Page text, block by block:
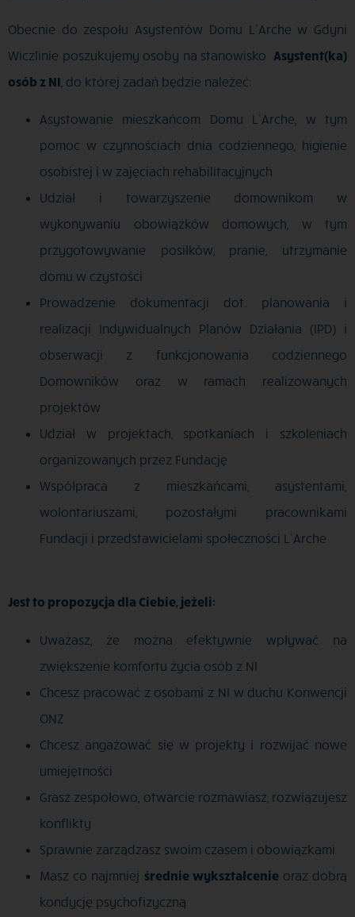
Obecnie do zespołu Asystentów Domu L’Arche w Gdyni
Wiczlinie poszukujemy osoby na stanowisko Asystent(ka)
osób z NI , do której zadań będzie należeć:
Asystowanie mieszkańcom Domu L’Arche, w tym
pomoc w czynnościach dnia codziennego, higienie
osobistej i w zajęciach rehabilitacyjnych
Udział i towarzyszenie domownikom w
wykonywaniu obowiązków domowych, w tym
przygotowywanie posiłków, pranie, utrzymanie
domu w czystości
Prowadzenie dokumentacji dot. planowania i
realizacji Indywidualnych Planów Działania (IPD) i
obserwacji z funkcjonowania codziennego
Domowników oraz w ramach realizowanych
projektów
Udział w projektach, spotkaniach i szkoleniach
organizowanych przez Fundację
Współpraca z mieszkańcami, asystentami,
wolontariuszami, pozostałymi pracownikami
Fundacji i przedstawicielami społeczności L’Arche
Jest to propozycja dla Ciebie, jeżeli:
Uważasz, że można efektywnie wpływać na
zwiększenie komfortu życia osób z NI
Chcesz pracować z osobami z NI w duchu Konwencji
ONZ
Chcesz angażować się w projekty i rozwijać nowe
umiejętności
Grasz zespołowo, otwarcie rozmawiasz, rozwiązujesz
konflikty
Sprawnie zarządzasz swoim czasem i obowiązkami
Masz co najmniej średnie wykształcenie oraz dobrą
kondycję psychofizyczną